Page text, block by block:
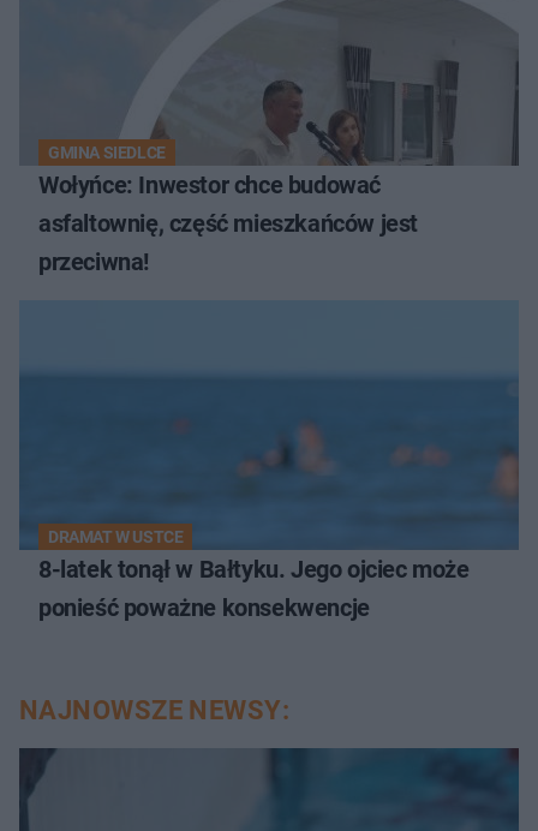
GMINA SIEDLCE
Wołyńce: Inwestor chce budować
asfaltownię, część mieszkańców jest
przeciwna!
DRAMAT W USTCE
8-latek tonął w Bałtyku. Jego ojciec może
ponieść poważne konsekwencje
NAJNOWSZE NEWSY: